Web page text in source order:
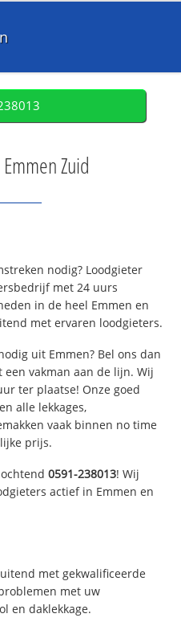
Zuid
nodig? Loodgieter
met 24 uurs
in de heel Emmen en
met ervaren loodgieters.
uit Emmen? Bel ons dan
vakman aan de lijn. Wij
ter plaatse! Onze goed
alle lekkages,
vaak binnen no time
prijs.
ochtend0591-238013! Wij
actief in Emmen en
met gekwalificeerde
met uw
en daklekkage.